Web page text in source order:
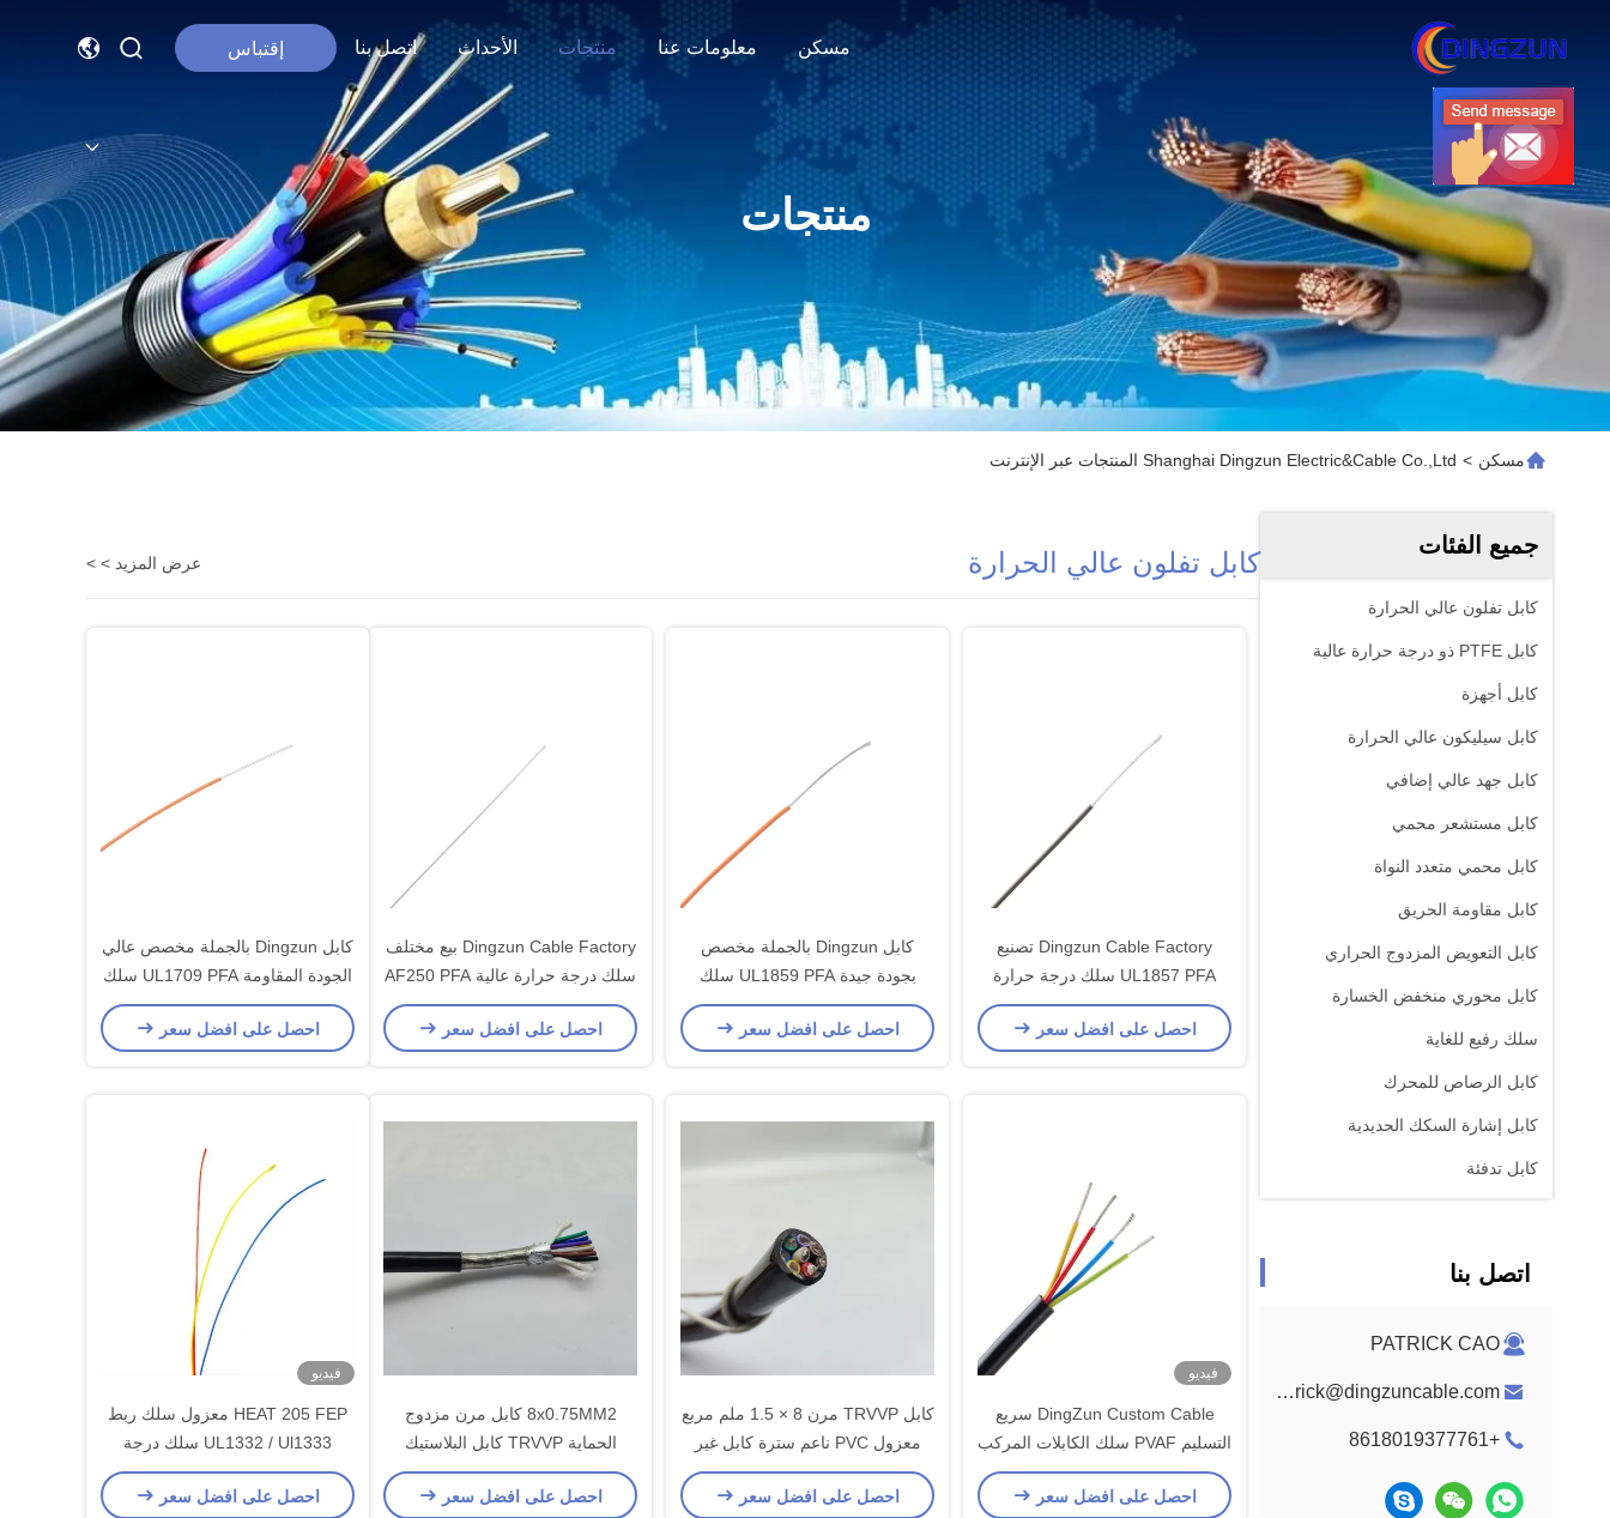
مسكن معلومات عنا منتجات الأحداث اتصل بنا إقتباس
منتجات
مسكن > Shanghai Dingzun Electric&Cable Co.,Ltd المنتجات عبر الإنترنت
جميع الفئات
كابل تفلون عالي الحرارة
كابل PTFE ذو درجة حرارة عالية
كابل أجهزة
كابل سيليكون عالي الحرارة
كابل جهد عالي إضافي
كابل مستشعر محمي
كابل محمي متعدد النواة
كابل مقاومة الحريق
كابل التعويض المزدوج الحراري
كابل محوري منخفض الخسارة
سلك رفيع للغاية
كابل الرصاص للمحرك
كابل إشارة السكك الحديدية
كابل تدفئة
اتصل بنا
PATRICK CAO
patrick@dingzuncable.com
+8618019377761
كابل تفلون عالي الحرارة عرض المزيد > >
Dingzun Cable Factory تصنيع
UL1857 PFA سلك درجة حرارة
عالية للأجهزة الإلكترونية
احصل على افضل سعر
كابل Dingzun بالجملة مخصص
بجودة جيدة UL1859 PFA سلك
درجة حرارة عالية للأجهزة
احصل على افضل سعر
Dingzun Cable Factory بيع مختلف
سلك درجة حرارة عالية AF250 PFA
للأجهزة الكهربائية
احصل على افضل سعر
كابل Dingzun بالجملة مخصص عالي
الجودة المقاومة UL1709 PFA سلك
درجة حرارة عالية للأجهزة
احصل على افضل سعر
فيديو
DingZun Custom Cable سريع
التسليم PVAF سلك الكابلات المركب
للإضاءة
احصل على افضل سعر
كابل TRVVP مرن 8 × 1.5 ملم مربع
معزول PVC ناعم سترة كابل غير
محمي
احصل على افضل سعر
8x0.75MM2 كابل مرن مزدوج
الحماية TRVVP كابل البلاستيك
احصل على افضل سعر
فيديو
HEAT 205 FEP معزول سلك ربط
UL1332 / Ul1333 سلك درجة
حرارة عالية
احصل على افضل سعر